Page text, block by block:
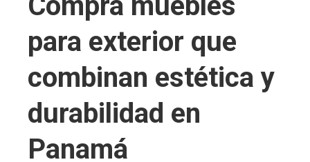
para exterior que
combinan estética y
durabilidad en
Panamá